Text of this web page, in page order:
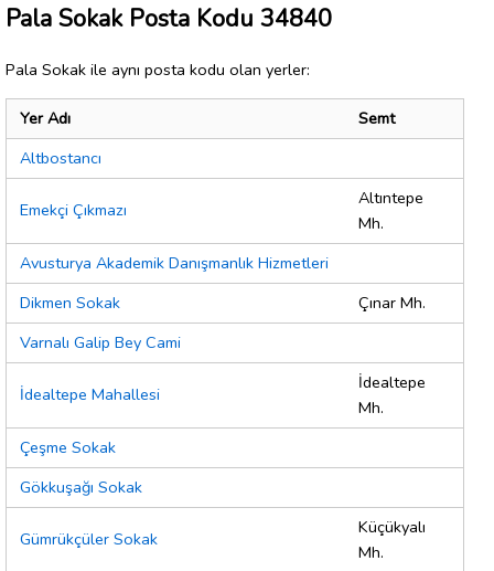
Pala Sokak Posta Kodu 34840
Pala Sokak ile aynı posta kodu olan yerler:
Yer Adı
Semt
Altbostancı
Emekçi Çıkmazı
Altıntepe
Mh.
Avusturya Akademik Danışmanlık Hizmetleri
Dikmen Sokak
Çınar Mh.
Varnalı Galip Bey Cami
İdealtepe Mahallesi
İdealtepe
Mh.
Çeşme Sokak
Gökkuşağı Sokak
Gümrükçüler Sokak
Küçükyalı
Mh.